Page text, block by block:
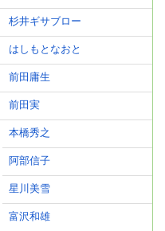
杉井ギサブロー
はしもとなおと
前田庸生
前田実
本橋秀之
阿部信子
星川美雪
富沢和雄